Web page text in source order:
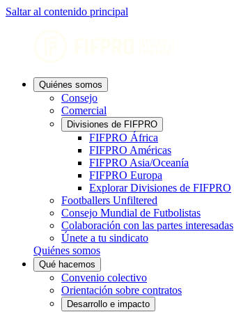
Saltar al contenido principal
Quiénes somos
Consejo
Comercial
Divisiones de FIFPRO
FIFPRO África
FIFPRO Américas
FIFPRO Asia/Oceanía
FIFPRO Europa
Explorar Divisiones de FIFPRO
Footballers Unfiltered
Consejo Mundial de Futbolistas
Colaboración con las partes interesadas
Únete a tu sindicato
Quiénes somos
Qué hacemos
Convenio colectivo
Orientación sobre contratos
Desarrollo e impacto